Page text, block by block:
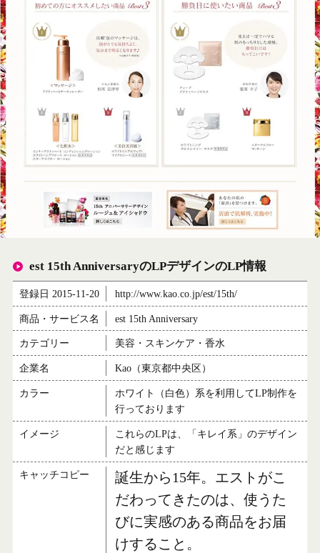
est 15th AnniversaryのLPデザインのLP情報
登録日 2015-11-20 http://www.kao.co.jp/est/15th/
商品・サービス名 est 15th Anniversary
カテゴリー 美容・スキンケア・香水
企業名 Kao（東京都中央区）
カラー
ホワイト（白色）系を利用してLP制作を
行っております
イメージ
これらのLPは、「キレイ系」のデザイン
だと感じます
キャッチコピー
誕生から15年。エストがこ
だわってきたのは、使うた
びに実感のある商品をお届
けすること。